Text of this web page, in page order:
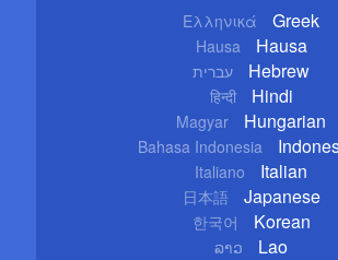
Ελληνικά Greek
Hausa Hausa
עברית Hebrew
हिन्दी Hindi
Magyar Hungarian
Bahasa Indonesia
Italiano Italian
日本語 Japanese
한국어 Korean
ລາວ Lao